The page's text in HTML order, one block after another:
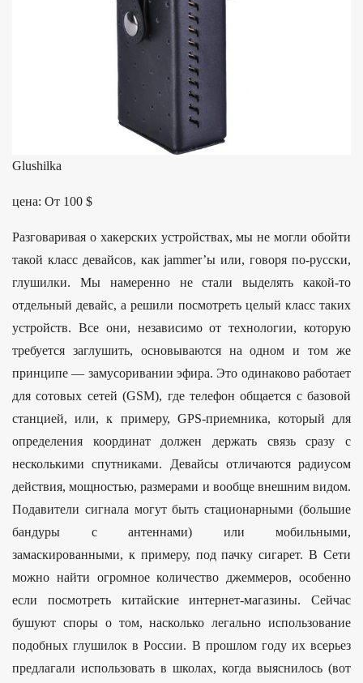
Glushilka
цена: От 100 $
Разговаривая о хакерских устройствах, мы не могли обойти
такой класс девайсов, как jammer’ы или, говоря по-русски,
глушилки. Мы намеренно не стали выделять какой-то
отдельный девайс, а решили посмотреть целый класс таких
устройств. Все они, независимо от технологии, которую
требуется заглушить, основываются на одном и том же
принципе — замусоривании эфира. Это одинаково работает
для сотовых сетей (GSM), где телефон общается с базовой
станцией, или, к примеру, GPS-приемника, который для
определения координат должен держать связь сразу с
несколькими спутниками. Девайсы отличаются радиусом
действия, мощностью, размерами и вообще внешним видом.
Подавители сигнала могут быть стационарными (большие
бандуры с антеннами) или мобильными,
замаскированными, к примеру, под пачку сигарет. В Сети
можно найти огромное количество джеммеров, особенно
если посмотреть китайские интернет-магазины. Сейчас
бушуют споры о том, насколько легально использование
подобных глушилок в России. В прошлом году их всерьез
предлагали использовать в школах, когда выяснилось (вот